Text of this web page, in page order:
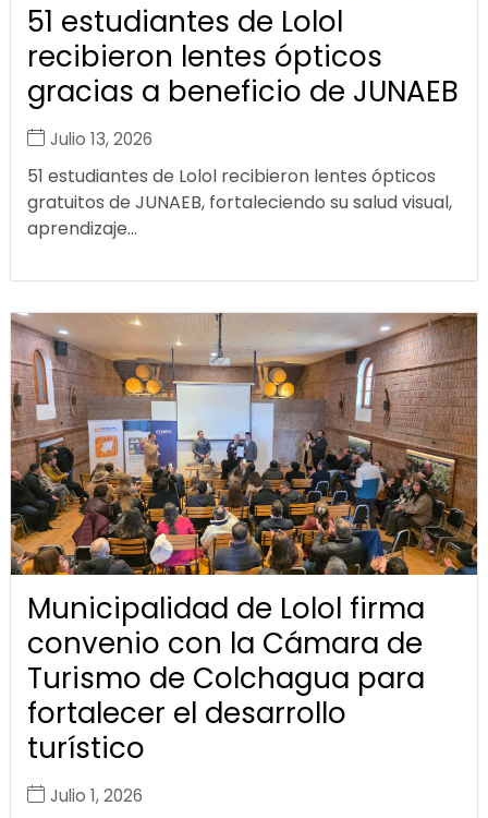
51 estudiantes de Lolol
recibieron lentes ópticos
gracias a beneficio de JUNAEB
Julio 13, 2026
51 estudiantes de Lolol recibieron lentes ópticos
gratuitos de JUNAEB, fortaleciendo su salud visual,
aprendizaje...
Municipalidad de Lolol firma
convenio con la Cámara de
Turismo de Colchagua para
fortalecer el desarrollo
turístico
Julio 1, 2026